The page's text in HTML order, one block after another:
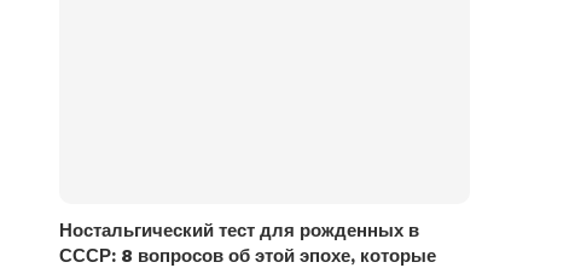
Ностальгический тест для рожденных в
СССР: 8 вопросов об этой эпохе, которые